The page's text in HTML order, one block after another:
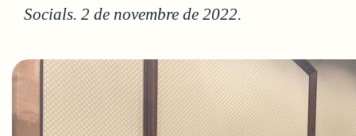
Socials. 2 de novembre de 2022.